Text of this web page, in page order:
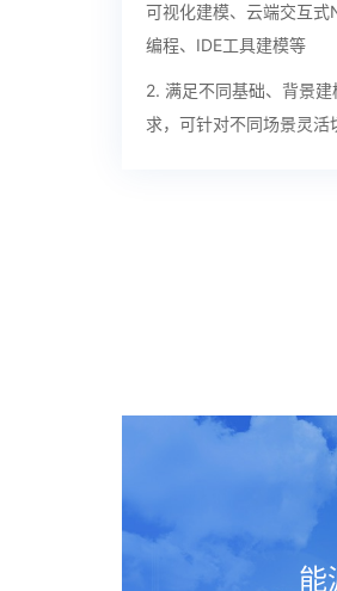
可视化建模、云端交互
编程、IDE工具建模等
2. 满足不同基础、背景建
求，可针对不同场景灵活
能